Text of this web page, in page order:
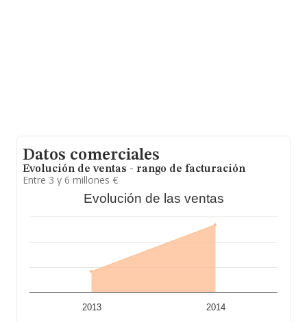
Datos comerciales
Evolución de ventas - rango de facturación
Entre 3 y 6 millones €
Evolución de las ventas
2013 2014